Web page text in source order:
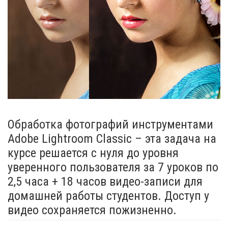
Обработка фотографий инструментами
Adobe Lightroom Classic – эта задача на
курсе решается с нуля до уровня
уверенного пользователя за 7 уроков по
2,5 часа + 18 часов видео-записи для
домашней работы студентов. Доступ у
видео сохраняется пожизненно.